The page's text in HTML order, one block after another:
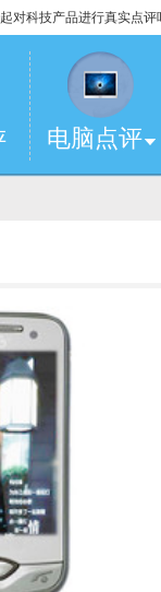
对科技产品进行真实点评
电脑点评